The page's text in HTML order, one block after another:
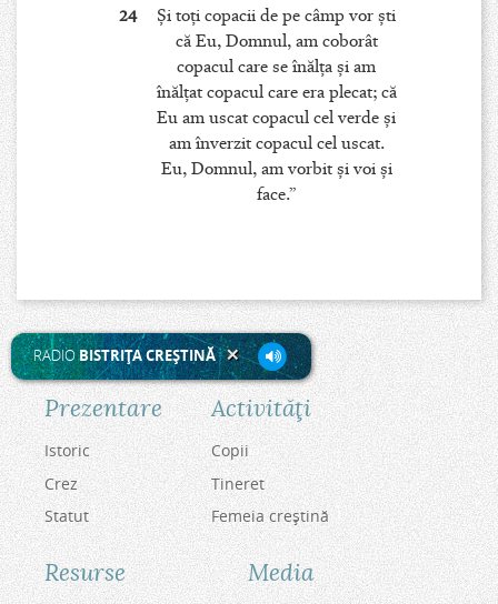
24
Şi toţi copacii de pe câmp vor şti
că Eu, Domnul, am coborât
copacul care se înălţa şi am
înălţat copacul care era plecat; că
Eu am uscat copacul cel verde şi
am înverzit copacul cel uscat.
Eu, Domnul, am vorbit şi voi şi
face.”
RADIOBISTRIŢA CREŞTINĂ
Prezentare
Istoric
Crez
Statut
Activităţi
Copii
Tineret
Femeia creştină
Resurse Media